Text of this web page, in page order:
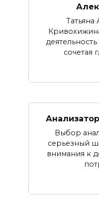
сочетая
Выбор
серьезный
внимания к